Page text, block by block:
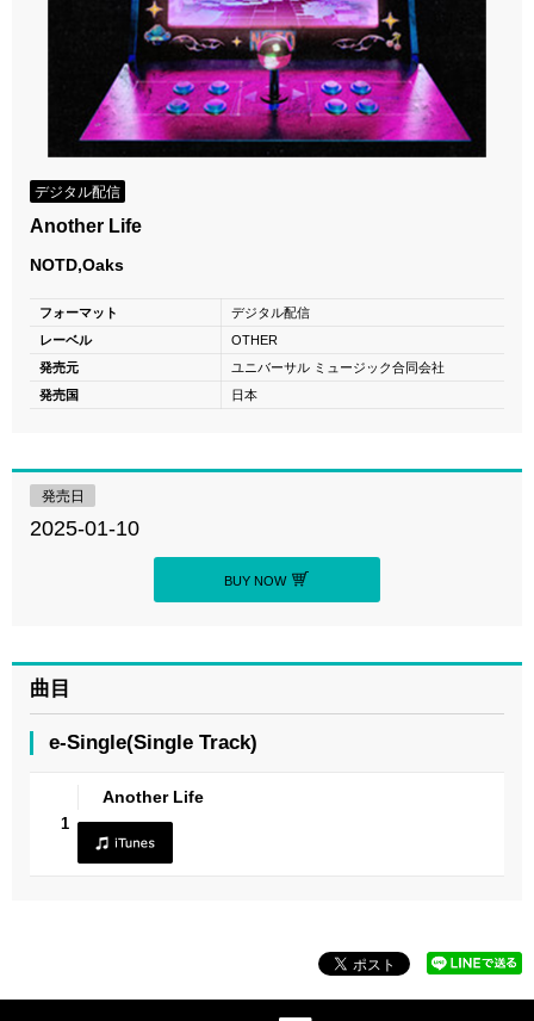
デジタル配信
Another Life
NOTD,Oaks
フォーマット
デジタル配信
レーベル
OTHER
発売元
ユニバーサル ミュージック合同会社
発売国
日本
発売日
2025-01-10
BUY NOW
曲目
e-Single(Single Track)
1
Another Life